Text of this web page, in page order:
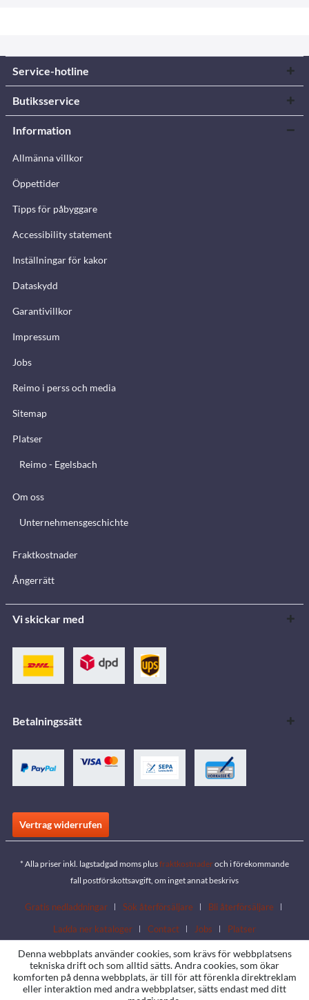
Service-hotline
Butiksservice
Information
Allmänna villkor
Öppettider
Tipps för påbyggare
Accessibility statement
Inställningar för kakor
Dataskydd
Garantivillkor
Impressum
Jobs
Reimo i perss och media
Sitemap
Platser
Reimo - Egelsbach
Om oss
Unternehmensgeschichte
Fraktkostnader
Ångerrätt
Vi skickar med
Betalningssätt
Vertrag widerrufen
* Alla priser inkl. lagstadgad moms plusfraktkostnaderoch i förekommande
fall postförskottsavgift, om inget annat beskrivs
Gratis nedladdningar Sök återförsäljare
Bli återförsäljare
Ladda ner kataloger
Contact Jobs Platser
Denna webbplats använder cookies, som krävs för webbplatsens
tekniska drift och som alltid sätts. Andra cookies, som ökar
komforten på denna webbplats, är till för att förenkla direktreklam
eller interaktion med andra webbplatser, sätts endast med ditt